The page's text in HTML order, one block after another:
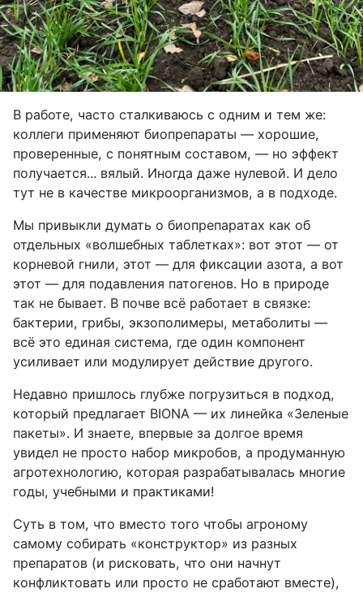
В работе, часто сталкиваюсь с одним и тем же:
коллеги применяют биопрепараты — хорошие,
проверенные, с понятным составом, — но эффект
получается... вялый. Иногда даже нулевой. И дело
тут не в качестве микроорганизмов, а в подходе.
Мы привыкли думать о биопрепаратах как об
отдельных «волшебных таблетках»: вот этот — от
корневой гнили, этот — для фиксации азота, а вот
этот — для подавления патогенов. Но в природе
так не бывает. В почве всё работает в связке:
бактерии, грибы, экзополимеры, метаболиты —
всё это единая система, где один компонент
усиливает или модулирует действие другого.
Недавно пришлось глубже погрузиться в подход,
который предлагает BIONA — их линейка «Зеленые
пакеты». И знаете, впервые за долгое время
увидел не просто набор микробов, а продуманную
агротехнологию, которая разрабатывалась многие
годы, учебными и практиками!
Суть в том, что вместо того чтобы агроному
самому собирать «конструктор» из разных
препаратов (и рисковать, что они начнут
конфликтовать или просто не сработают вместе),